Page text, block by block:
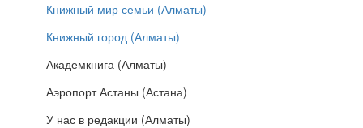
Книжный мир семьи (Алматы)
Книжный город (Алматы)
Академкнига (Алматы)
Аэропорт Астаны (Астана)
У нас в редакции (Алматы)